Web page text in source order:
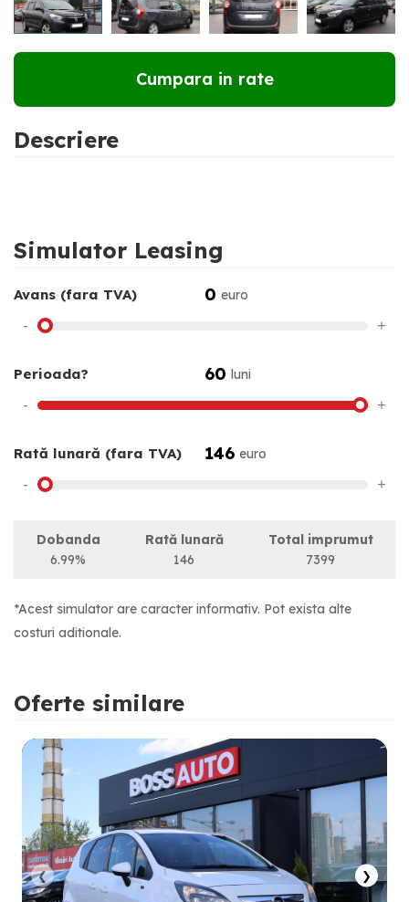
Cumpara in rate
Descriere
Simulator Leasing
Avans (fara TVA) 0 euro
- +
Perioada? 60 luni
- +
Rată lunară (fara TVA) 146 euro
- +
Dobanda
6.99%
Rată lunară
146
Total imprumut
7399
*Acest simulator are caracter informativ. Pot exista alte
costuri aditionale.
Oferte similare
❮ ❯